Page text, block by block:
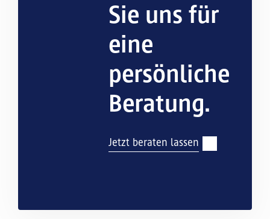
Sie uns für
eine
persönliche
Beratung.
Jetzt beraten lassen